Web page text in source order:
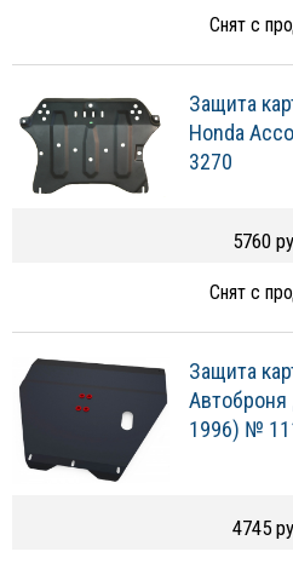
Снят с
Защита
Honda
3270
5760
Снят с
Защита
Автоброня
1996) №
4745